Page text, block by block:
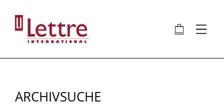
Inhalt
🛍 ⋮
ARCHIVSUCHE